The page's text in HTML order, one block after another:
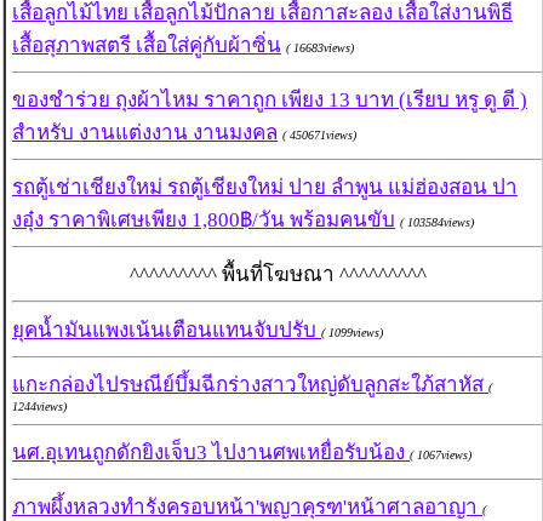
เสื้อลูกไม้ไทย เสื้อลูกไม้ปักลาย เสื้อกาสะลอง เสื้อใส่งานพิธี
เสื้อสุภาพสตรี เสื้อใส่คู่กับผ้าซิ่น ( 16683views)
ของชำร่วย ถุงผ้าไหม ราคาถูก เพียง 13 บาท (เรียบ หรู ดู ดี )
สำหรับ งานแต่งงาน งานมงคล ( 450671views)
รถตู้เช่าเชียงใหม่ รถตู้เชียงใหม่ ปาย ลำพูน แม่ฮ่องสอน ปา
งอุ๋ง ราคาพิเศษเพียง 1,800฿/วัน พร้อมคนขับ ( 103584views)
^^^^^^^^^ พื้นที่โฆษณา ^^^^^^^^^
ยุคน้ำมันแพงเน้นเตือนแทนจับปรับ ( 1099views)
แกะกล่องไปรษณีย์บึ้มฉีกร่างสาวใหญ่ดับลูกสะใภ้สาหัส (
1244views)
นศ.อุเทนถูกดักยิงเจ็บ3 ไปงานศพเหยื่อรับน้อง ( 1067views)
ภาพผึ้งหลวงทำรังครอบหน้า'พญาคุรฑ'หน้าศาลอาญา (